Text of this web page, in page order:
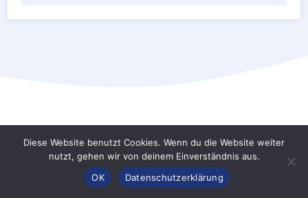
Treppenlift Märkisch Luch Garlitz:
Preise & Kosten
Konfigurator
Diese Website benutzt Cookies. Wenn du die Website weiter
nutzt, gehen wir von deinem Einverständnis aus.
OK
Datenschutzerklärung